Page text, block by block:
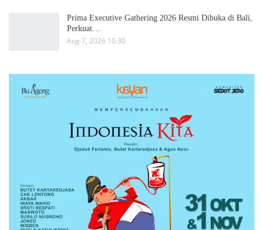
Prima Executive Gathering 2026 Resmi Dibuka di Bali,
Perkuat…
Aug 7, 2026 10:30